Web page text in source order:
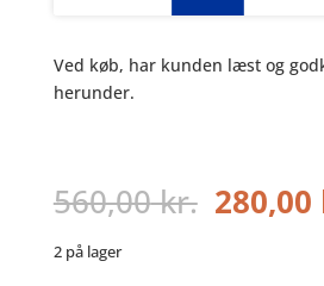
Ved køb, har kunden læst og
herunder.
560,00kr. Den
280,00
2 på lager